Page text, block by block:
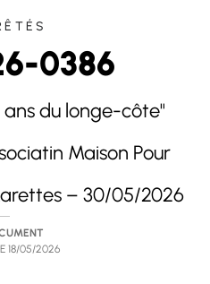
0386
du longe-côte"
Maison Pour
– 30/05/2026
18/05/2026